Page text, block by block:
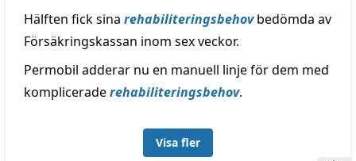
Hälften fick sina rehabiliteringsbehovbedömda av
Försäkringskassan inom sex veckor.
Permobil adderar nu en manuell linje för dem med
kompliceraderehabiliteringsbehov.
Visa fler